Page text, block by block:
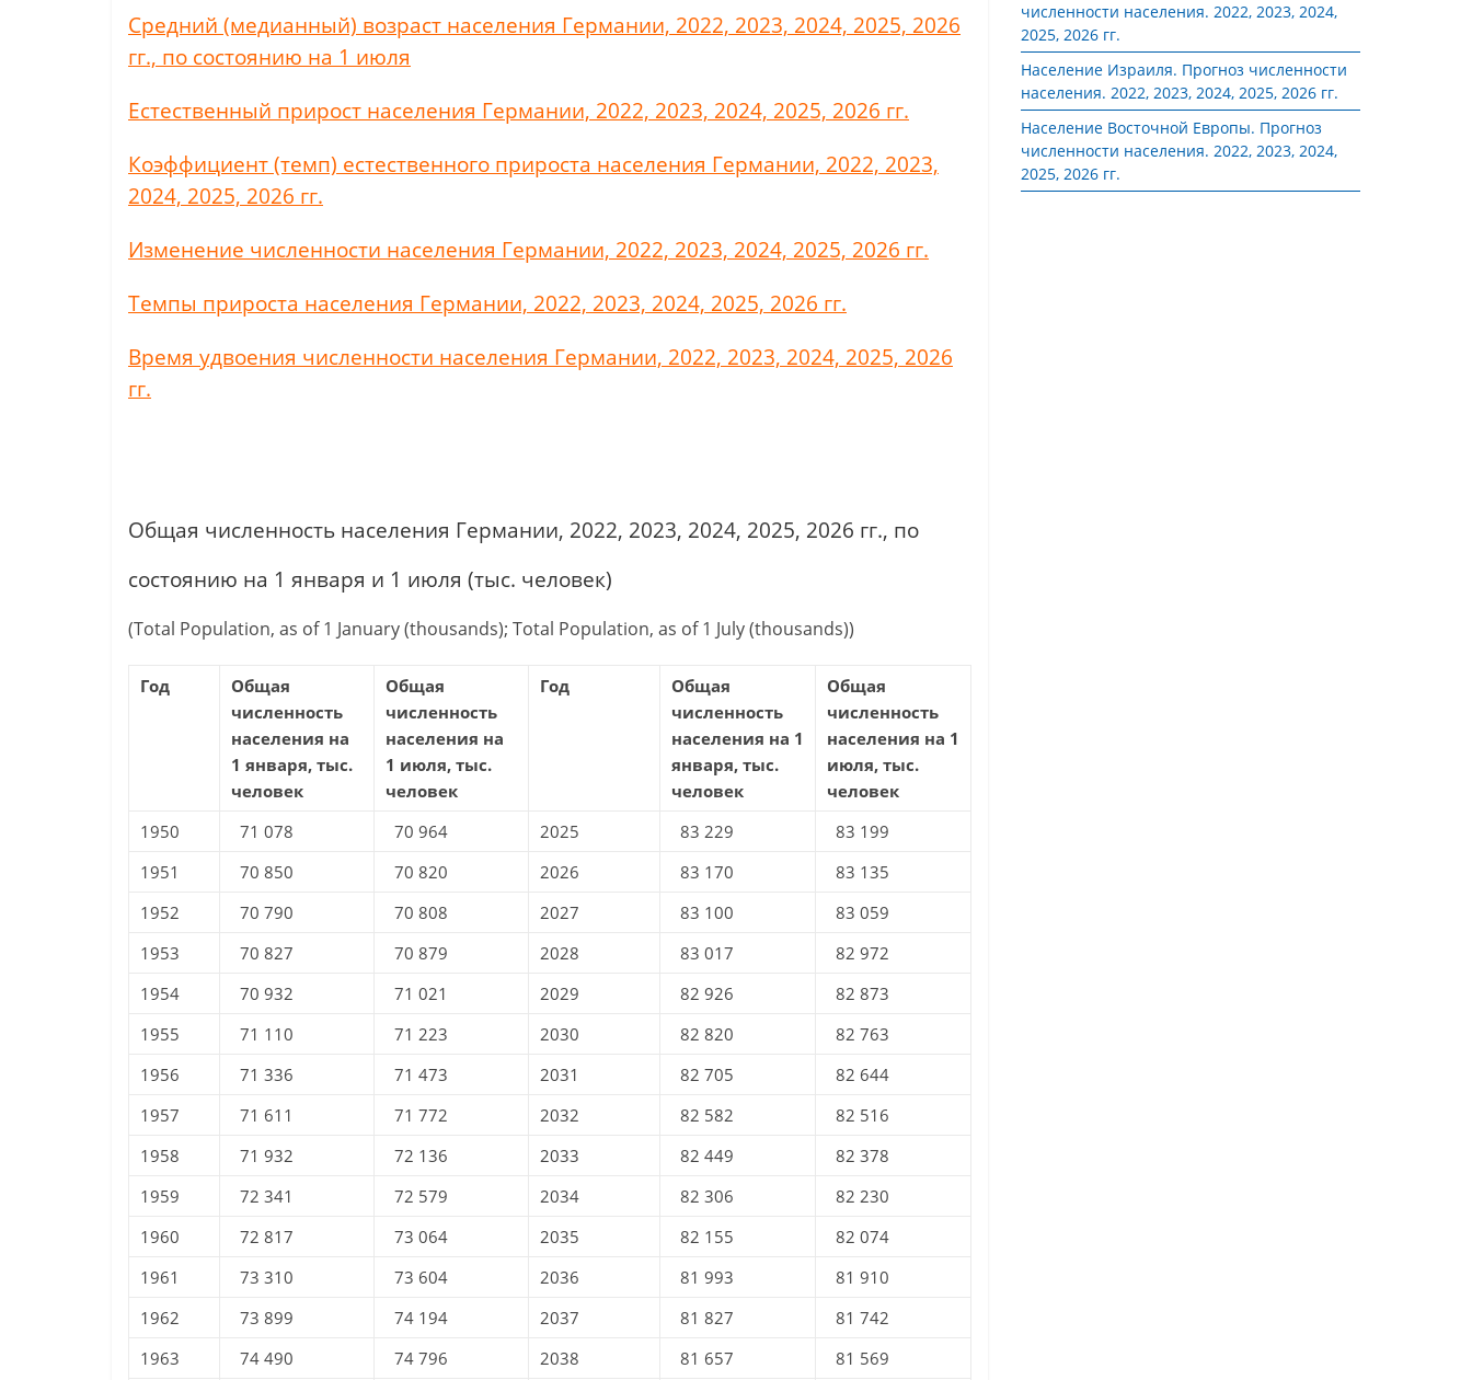
Средний (медианный) возраст населения Германии, 2022, 2023, 2024, 2025, 2026
гг., по состоянию на 1 июля
Естественный прирост населения Германии, 2022, 2023, 2024, 2025, 2026 гг.
Коэффициент (темп) естественного прироста населения Германии, 2022, 2023,
2024, 2025, 2026 гг.
Изменение численности населения Германии, 2022, 2023, 2024, 2025, 2026 гг.
Темпы прироста населения Германии, 2022, 2023, 2024, 2025, 2026 гг.
Время удвоения численности населения Германии, 2022, 2023, 2024, 2025, 2026
гг.
Общая численность населения Германии, 2022, 2023, 2024, 2025, 2026 гг., по
состоянию на 1 января и 1 июля (тыс. человек)
(Total Population, as of 1 January (thousands); Total Population, as of 1 July (thousands))
Год
Общая
численность
населения на
1 января, тыс.
человек
Общая
численность
населения на
1 июля, тыс.
человек
Год
Общая
численность
населения на 1
января, тыс.
человек
Общая
численность
населения на 1
июля, тыс.
человек
1950
71 078 70 964 2025 83 229
83 199
1951
70 850 70 820 2026 83 170
83 135
1952
70 790 70 808 2027 83 100
83 059
1953
70 827 70 879 2028 83 017
82 972
1954
70 932 71 021 2029 82 926
82 873
1955
71 110 71 223 2030 82 820
82 763
1956
71 336 71 473 2031 82 705
82 644
1957
71 611 71 772 2032 82 582
82 516
1958
71 932 72 136 2033 82 449
82 378
1959
72 341 72 579 2034 82 306
82 230
1960
72 817 73 064 2035 82 155
82 074
1961
73 310 73 604 2036 81 993
81 910
1962
73 899 74 194 2037 81 827
81 742
1963
74 490 74 796 2038 81 657
81 569
численности населения. 2022, 2023, 2024,
2025, 2026 гг.
Население Израиля. Прогноз численности
населения. 2022, 2023, 2024, 2025, 2026 гг.
Население Восточной Европы. Прогноз
численности населения. 2022, 2023, 2024,
2025, 2026 гг.